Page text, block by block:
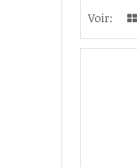
Voir: